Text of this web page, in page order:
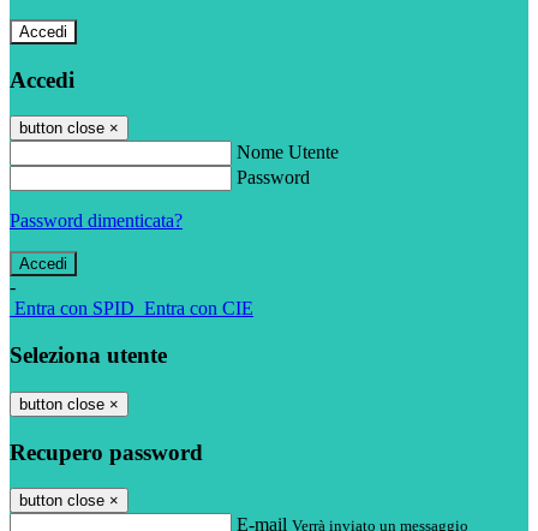
Accedi
Accedi
button close ×
Nome Utente
Password
Password dimenticata?
-
Entra con SPID Entra con CIE
Seleziona utente
button close ×
Recupero password
button close ×
E-mail Verrà inviato un messaggio